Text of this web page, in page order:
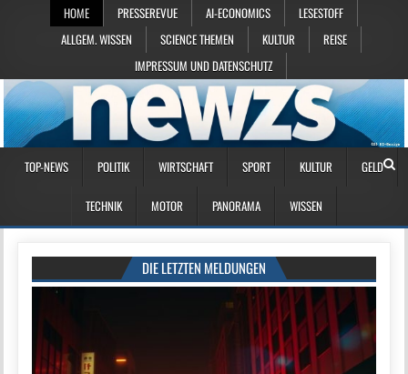
HOME PRESSEREVUE AI-ECONOMICS
LESESTOFF
ALLGEM. WISSEN
SCIENCE THEMEN KULTUR
REISE
IMPRESSUM UND DATENSCHUTZ
TOP-NEWS POLITIK WIRTSCHAFT SPORT KULTUR GELD
TECHNIK MOTOR PANORAMA WISSEN
DIE LETZTEN MELDUNGEN